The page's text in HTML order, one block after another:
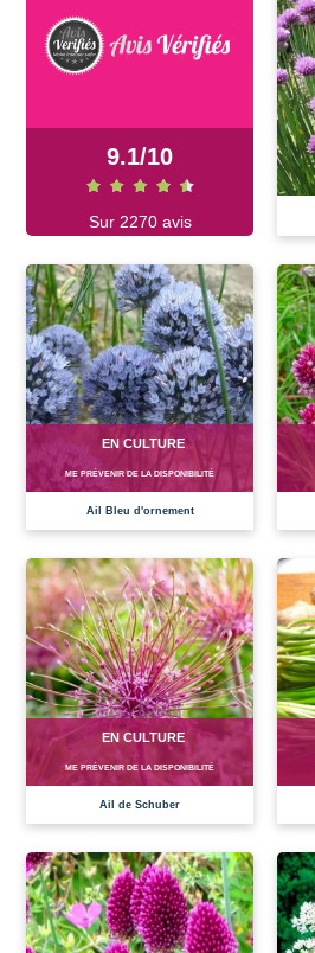
9.1/10
Sur 2270 avis
EN CULTURE
ME PRÉVENIR DE LA DISPONIBILITÉ
Ail Bleu d'ornement
EN CULTURE
ME PRÉVENIR DE LA DISPONIBILITÉ
Ail de Schuber